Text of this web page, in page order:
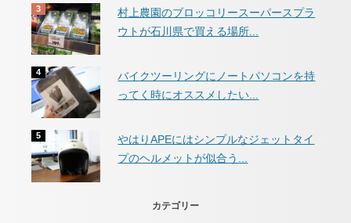
村上農園のブロッコリースーパースプラ
ウトが石川県で買える場所...
バイクツーリングにノートパソコンを持
ってく時にオススメしたい...
やはりAPEにはシンプルなジェットタイ
プのヘルメットが似合う...
カテゴリー